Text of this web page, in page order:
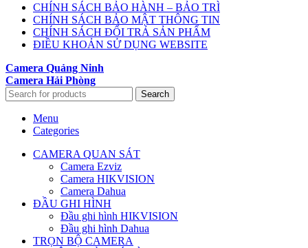
CHÍNH SÁCH BẢO HÀNH – BẢO TRÌ
CHÍNH SÁCH BẢO MẬT THÔNG TIN
CHÍNH SÁCH ĐỔI TRẢ SẢN PHẨM
ĐIỀU KHOẢN SỬ DỤNG WEBSITE
Camera Quảng Ninh
Camera Hải Phòng
Search
Menu
Categories
CAMERA QUAN SÁT
Camera Ezviz
Camera HIKVISION
Camera Dahua
ĐẦU GHI HÌNH
Đầu ghi hình HIKVISION
Đầu ghi hình Dahua
TRỌN BỘ CAMERA